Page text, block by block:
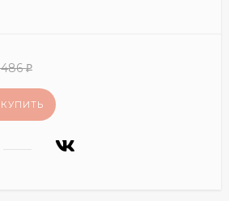
₽
КУПИТЬ